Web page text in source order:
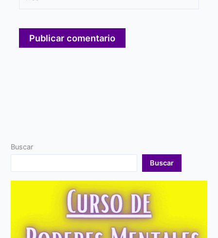
Buscar
Buscar